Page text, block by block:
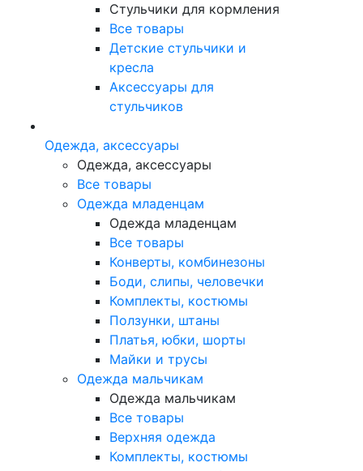
Стульчики для кормления
Все товары
Детские стульчики и
кресла
Аксессуары для
стульчиков
Одежда, аксессуары
Одежда, аксессуары
Все товары
Одежда младенцам
Одежда младенцам
Все товары
Конверты, комбинезоны
Боди, слипы, человечки
Комплекты, костюмы
Ползунки, штаны
Платья, юбки, шорты
Майки и трусы
Одежда мальчикам
Одежда мальчикам
Все товары
Верхняя одежда
Комплекты, костюмы